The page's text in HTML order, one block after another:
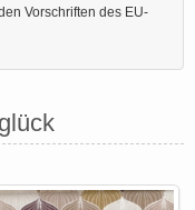
Vorschriften des EU-